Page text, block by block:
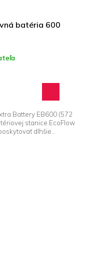
batéria 600
Battery EB600 (572
stanice EcoFlow
dlhšie...